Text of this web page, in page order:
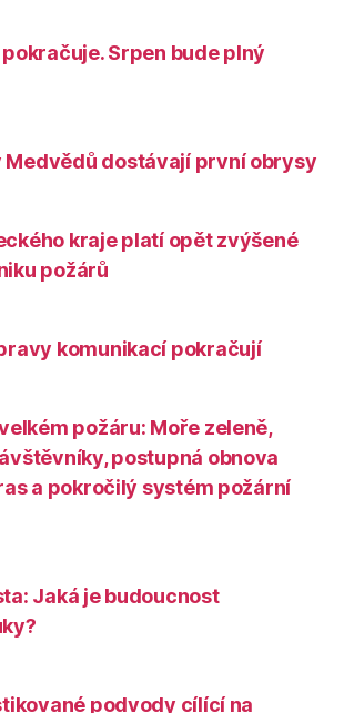
Srpen bude plný
Medvědů dostávají první obrysy
kraje platí opět zvýšené
požárů
komunikací pokračují
požáru: Moře zeleně,
postupná obnova
a pokročilý systém požární
Jaká je budoucnost
podvody cílící na